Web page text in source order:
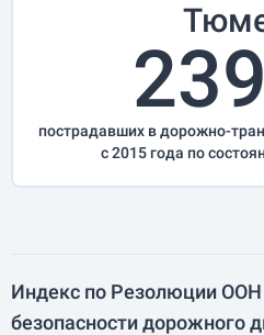
пострадавших в дорожно-
с 2015 года по
Индекс по Резолюции
безопасности дорожного